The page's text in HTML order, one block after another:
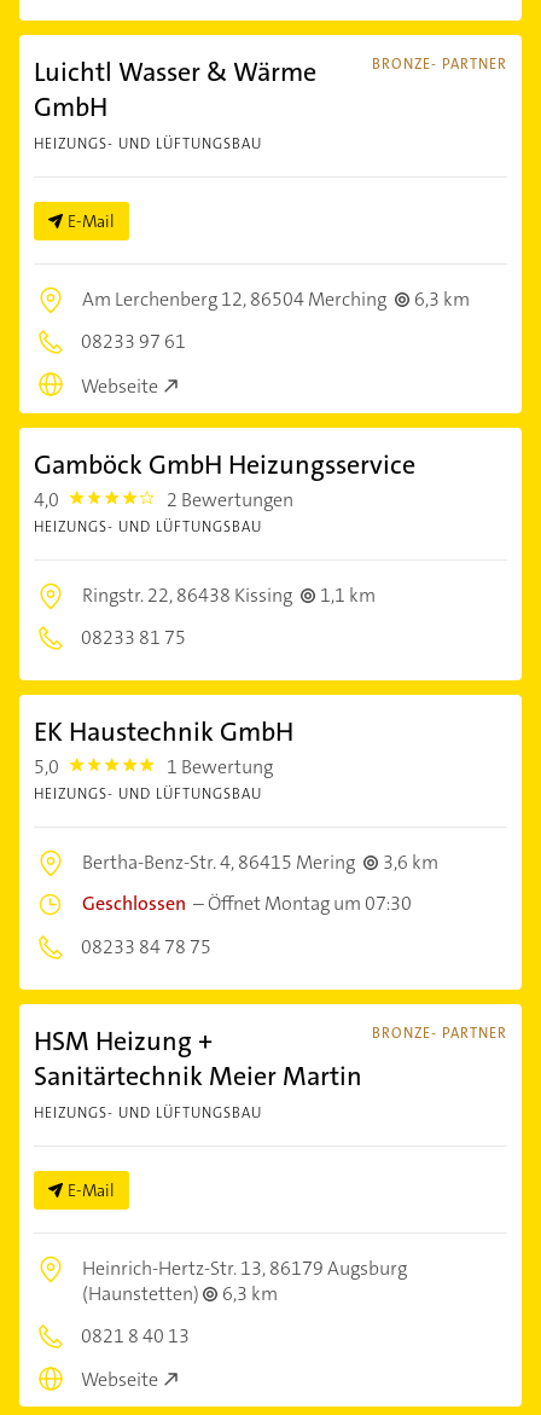
BRONZE- PARTNER
Luichtl Wasser & Wärme
GmbH
HEIZUNGS- UND LÜFTUNGSBAU
E-Mail
Am Lerchenberg 12,86504 Merching
6,3 km
08233 97 61
Webseite
Gamböck GmbH Heizungsservice
4,0 4.0 2 Bewertungen
HEIZUNGS- UND LÜFTUNGSBAU
Ringstr. 22,86438 Kissing
1,1 km
08233 81 75
EK Haustechnik GmbH
5,0 5.0 1 Bewertung
HEIZUNGS- UND LÜFTUNGSBAU
Bertha-Benz-Str. 4,86415 Mering
3,6 km
Geschlossen –Öffnet Montag um 07:30
08233 84 78 75
BRONZE- PARTNER
HSM Heizung +
Sanitärtechnik Meier Martin
HEIZUNGS- UND LÜFTUNGSBAU
E-Mail
Heinrich-Hertz-Str. 13,86179 Augsburg
(Haunstetten)
6,3 km
0821 8 40 13
Webseite